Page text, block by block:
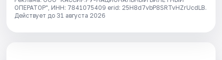
ОПЕРАТОР", ИНН: 7841075409 erid: 25H8d7vbP8SRTvHZrUcdLB.
Действует до 31 августа 2026